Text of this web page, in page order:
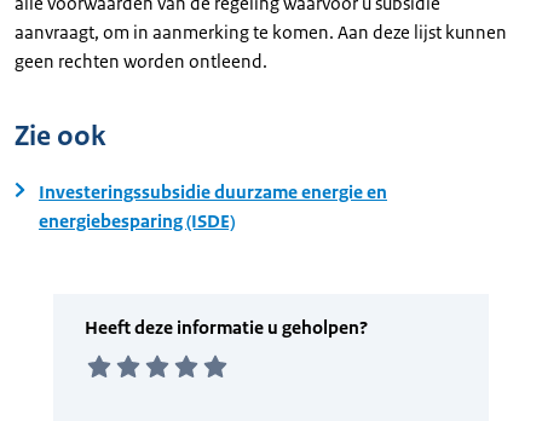
aanvraagt, om in aanmerking te komen. Aan deze lijst kunnen
geen rechten worden ontleend.
Zie ook
Investeringssubsidie duurzame energie en
energiebesparing (ISDE)